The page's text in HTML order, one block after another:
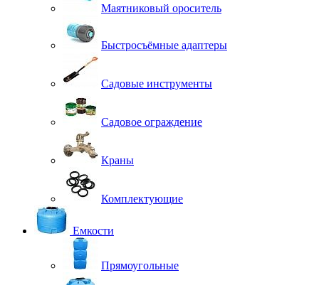
Маятниковый ороситель
Быстросъёмные адаптеры
Садовые инструменты
Садовое ограждение
Краны
Комплектующие
Емкости
Прямоугольные